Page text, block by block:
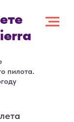
пилота.